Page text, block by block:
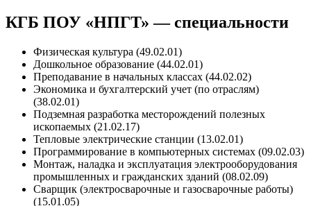
КГБ ПОУ «НПГТ» — специальности
Физическая культура (49.02.01)
Дошкольное образование (44.02.01)
Преподавание в начальных классах (44.02.02)
Экономика и бухгалтерский учет (по отраслям)
(38.02.01)
Подземная разработка месторождений полезных
ископаемых (21.02.17)
Тепловые электрические станции (13.02.01)
Программирование в компьютерных системах (09.02.03)
Монтаж, наладка и эксплуатация электрооборудования
промышленных и гражданских зданий (08.02.09)
Сварщик (электросварочные и газосварочные работы)
(15.01.05)